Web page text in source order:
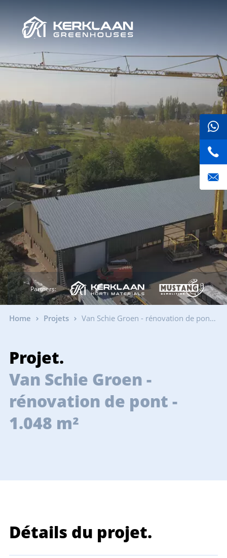
Partners:
Home Projets Van Schie Groen - rénovation de pont - 1.048 m²
Projet.
Van Schie Groen -
rénovation de pont -
1.048 m²
Détails du projet.